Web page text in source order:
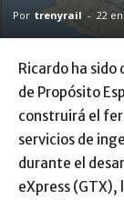
Por trenyrail - 22
Ricardo ha sido
de Propósito
construirá el
servicios de
durante el
eXpress (GTX),